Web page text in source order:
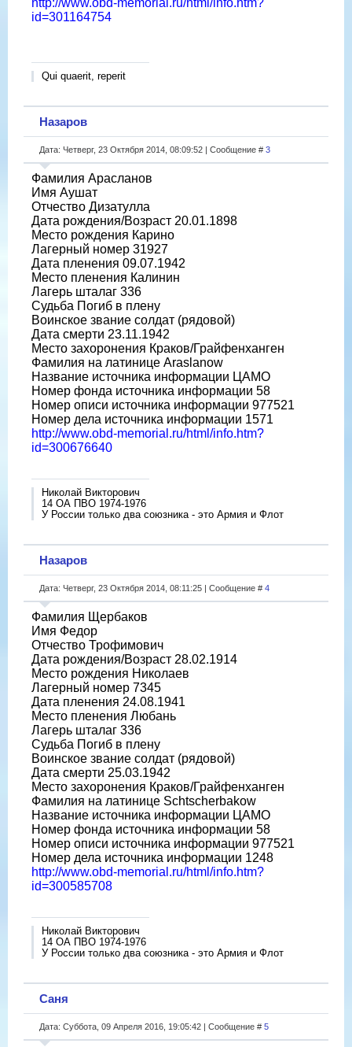
http://www.obd-memorial.ru/html/info.htm?
id=301164754
Qui quaerit, reperit
Назаров
Дата: Четверг, 23 Октября 2014, 08:09:52 | Сообщение # 3
Фамилия Арасланов
Имя Аушат
Отчество Дизатулла
Дата рождения/Возраст 20.01.1898
Место рождения Карино
Лагерный номер 31927
Дата пленения 09.07.1942
Место пленения Калинин
Лагерь шталаг 336
Судьба Погиб в плену
Воинское звание солдат (рядовой)
Дата смерти 23.11.1942
Место захоронения Краков/Грайфенханген
Фамилия на латинице Araslanow
Название источника информации ЦАМО
Номер фонда источника информации 58
Номер описи источника информации 977521
Номер дела источника информации 1571
http://www.obd-memorial.ru/html/info.htm?
id=300676640
Николай Викторович
14 ОА ПВО 1974-1976
У России только два союзника - это Армия и Флот
Назаров
Дата: Четверг, 23 Октября 2014, 08:11:25 | Сообщение # 4
Фамилия Щербаков
Имя Федор
Отчество Трофимович
Дата рождения/Возраст 28.02.1914
Место рождения Николаев
Лагерный номер 7345
Дата пленения 24.08.1941
Место пленения Любань
Лагерь шталаг 336
Судьба Погиб в плену
Воинское звание солдат (рядовой)
Дата смерти 25.03.1942
Место захоронения Краков/Грайфенханген
Фамилия на латинице Schtscherbakow
Название источника информации ЦАМО
Номер фонда источника информации 58
Номер описи источника информации 977521
Номер дела источника информации 1248
http://www.obd-memorial.ru/html/info.htm?
id=300585708
Николай Викторович
14 ОА ПВО 1974-1976
У России только два союзника - это Армия и Флот
Саня
Дата: Суббота, 09 Апреля 2016, 19:05:42 | Сообщение # 5